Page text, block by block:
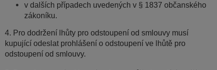
v dalších případech uvedených v § 1837 občanského
zákoníku.
4. Pro dodržení lhůty pro odstoupení od smlouvy musí
kupující odeslat prohlášení o odstoupení ve lhůtě pro
odstoupení od smlouvy.